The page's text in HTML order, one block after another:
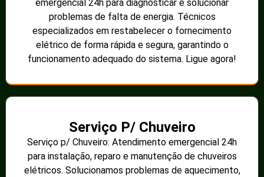
emergencial 24h para diagnosticar e solucionar
problemas de falta de energia. Técnicos
especializados em restabelecer o fornecimento
elétrico de forma rápida e segura, garantindo o
funcionamento adequado do sistema. Ligue agora!
Serviço P/ Chuveiro
Serviço p/ Chuveiro: Atendimento emergencial 24h
para instalação, reparo e manutenção de chuveiros
elétricos. Solucionamos problemas de aquecimento,